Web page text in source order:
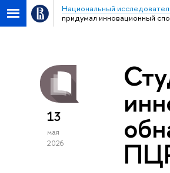
Национальный
придумал инновационный
13
мая
2026